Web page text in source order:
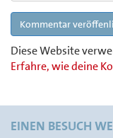
Diese Website
Erfahre, wie deine
EINEN BESUCH